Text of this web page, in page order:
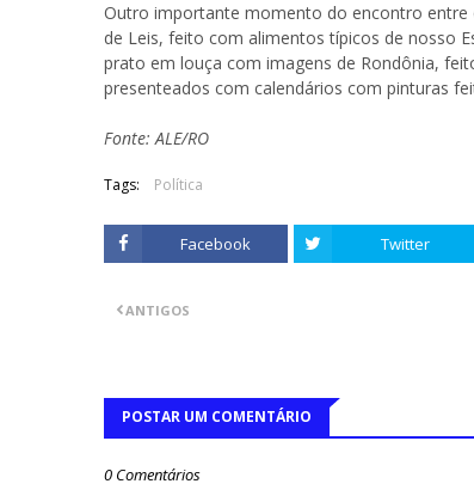
Outro importante momento do encontro entre
de Leis, feito com alimentos típicos de nosso
prato em louça com imagens de Rondônia,
presenteados com calendários com pinturas
Fonte: ALE/RO
Tags: Política
Facebook Twitter
ANTIGOS
POSTAR UM COMENTÁRIO
0 Comentários